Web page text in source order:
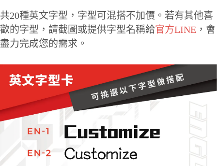
共20種英文字型，字型可混搭不加價。若有其他喜
歡的字型，請截圖或提供字型名稱給官方LINE ，會
盡力完成您的需求。